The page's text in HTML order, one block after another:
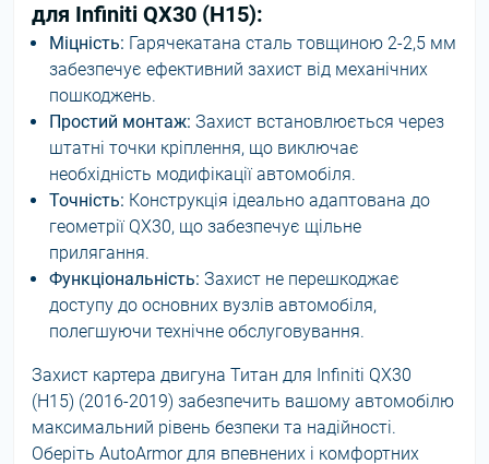
для Infiniti QX30 (H15):
Міцність: Гарячекатана сталь товщиною 2-2,5 мм
забезпечує ефективний захист від механічних
пошкоджень.
Простий монтаж: Захист встановлюється через
штатні точки кріплення, що виключає
необхідність модифікації автомобіля.
Точність: Конструкція ідеально адаптована до
геометрії QX30, що забезпечує щільне
прилягання.
Функціональність: Захист не перешкоджає
доступу до основних вузлів автомобіля,
полегшуючи технічне обслуговування.
Захист картера двигуна Титан для Infiniti QX30
(H15) (2016-2019) забезпечить вашому автомобілю
максимальний рівень безпеки та надійності.
Оберіть AutoArmor для впевнених і комфортних